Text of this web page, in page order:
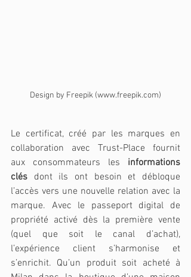
Design by Freepik (www.freepik.com)
Le certificat, créé par les marques en
collaboration avec Trust-Place fournit
aux consommateurs les informations
clés dont ils ont besoin et débloque
l’accès vers une nouvelle relation avec la
marque. Avec le passeport digital de
propriété activé dès la première vente
(quel que soit le canal d’achat),
l’expérience client s’harmonise et
s’enrichit. Qu’un produit soit acheté à